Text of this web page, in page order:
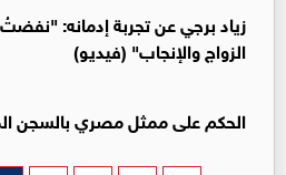
زياد برجي عن تجربة إدمانه:
الزواج والإنجاب" (فيديو)
الحكم على ممثل مصري بالسجن